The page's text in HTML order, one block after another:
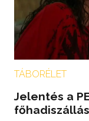
TÁBORÉLET
Jelentés a